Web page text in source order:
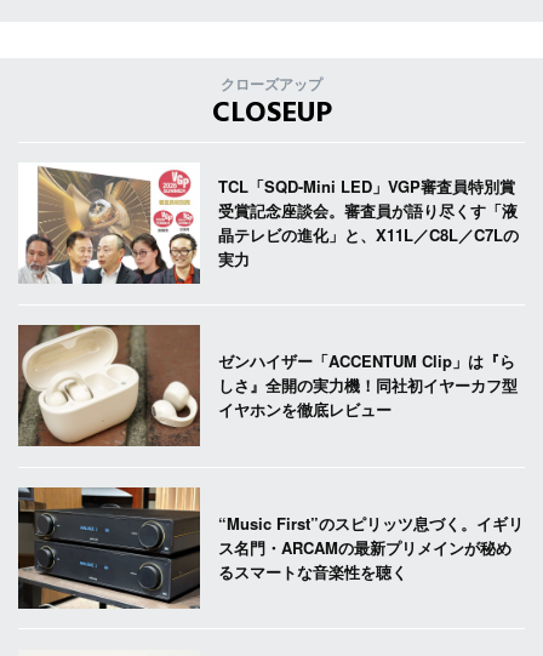
クローズアップ
CLOSEUP
TCL「SQD-Mini LED」VGP審査員特別賞
受賞記念座談会。審査員が語り尽くす「液
晶テレビの進化」と、X11L／C8L／C7Lの
実力
ゼンハイザー「ACCENTUM Clip」は『ら
しさ』全開の実力機！同社初イヤーカフ型
イヤホンを徹底レビュー
“Music First”のスピリッツ息づく。イギリ
ス名門・ARCAMの最新プリメインが秘め
るスマートな音楽性を聴く